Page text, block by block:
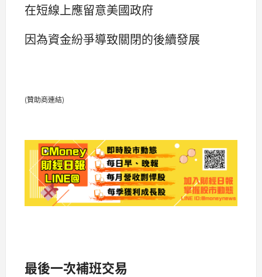
在短線上應留意美國政府
因為資金紛爭導致關閉的後續發展
(贊助商連結)
最後一次補班交易